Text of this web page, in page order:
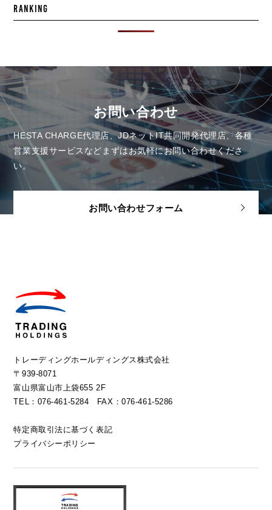
RANKING
お問い合わせ
HESTA CHARGE代理店、JDネットIT共同開発代理店、各種
営業支援サービスなど まずはお気軽にお問い合わせくださ
い。
お問い合わせフォーム
トレーディングホールディングス株式会社
〒939-8071
富山県富山市上袋655 2F
TEL：076-461-5284 FAX：076-461-5286
特定商取引法に基づく表記
プライバシーポリシー